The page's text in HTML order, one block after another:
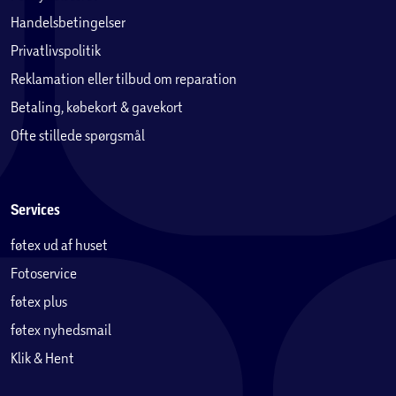
Huma Premium seriens boxmadrasser inkluderer 10 års
garanti mod fjederbrud.
Handelsbetingelser
Privatlivspolitik
Reklamation eller tilbud om reparation
Betaling, købekort & gavekort
Ofte stillede spørgsmål
Services
føtex ud af huset
Fotoservice
føtex plus
føtex nyhedsmail
Klik & Hent